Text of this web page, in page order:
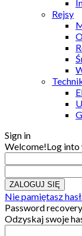
Rejsy
Sign in
Welcome!Log into
Nie pamiętasz
Password recovery
Odzyskaj swoje